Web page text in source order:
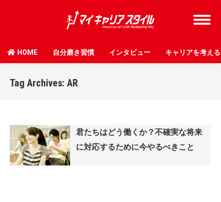
HOME 自分磨き習慣 インタビュー キャリアを考える
Tag Archives: AR
君たちはどう働くか？不確実な将来
に対応するために今やるべきこと